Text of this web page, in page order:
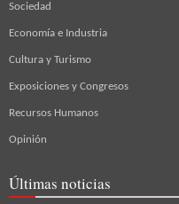
Sociedad
Economía e Industria
Cultura y Turismo
Exposiciones y Congresos
Recursos Humanos
Opinión
Últimas noticias